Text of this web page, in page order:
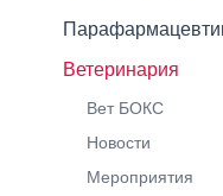
Ветеринария
Вет БОКС
Новости
Мероприятия